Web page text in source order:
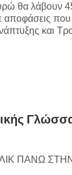
θα λάβουν
αποφάσεις
και
ΠΑΝΩ